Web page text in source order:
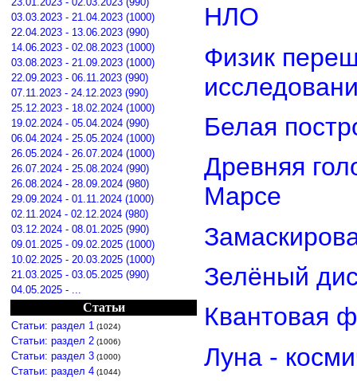
03.03.2023 - 21.04.2023 (1000)
22.04.2023 - 13.06.2023 (990)
14.06.2023 - 02.08.2023 (1000)
03.08.2023 - 21.09.2023 (1000)
22.09.2023 - 06.11.2023 (990)
07.11.2023 - 24.12.2023 (990)
25.12.2023 - 18.02.2024 (1000)
19.02.2024 - 05.04.2024 (990)
06.04.2024 - 25.05.2024 (1000)
26.05.2024 - 26.07.2024 (1000)
26.07.2024 - 25.08.2024 (990)
26.08.2024 - 28.09.2024 (980)
29.09.2024 - 01.11.2024 (1000)
02.11.2024 - 02.12.2024 (980)
03.12.2024 - 08.01.2025 (990)
09.01.2025 - 09.02.2025 (1000)
10.02.2025 - 20.03.2025 (1000)
21.03.2025 - 03.05.2025 (990)
04.05.2025 - ...
Статьи
Статьи: раздел 1 (1024)
Статьи: раздел 2 (1006)
Статьи: раздел 3 (1000)
Статьи: раздел 4 (1044)
НЛО
Физик
Белая
Древняя
Марсе
Зелёный
Квантовая
Луна -